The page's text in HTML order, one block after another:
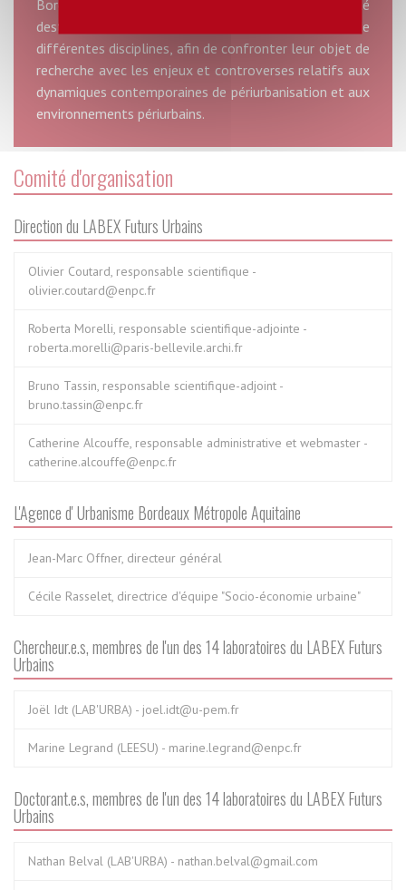
Bordeaux Aquitaine, il organise une École d’été
destinée aux doctorantes et doctorants issus de
différentes disciplines, afin de confronter leur objet de
recherche avec les enjeux et controverses relatifs aux
dynamiques contemporaines de périurbanisation et aux
environnements périurbains.
Comité d'organisation
Direction du LABEX Futurs Urbains
Olivier Coutard, responsable scientifique -
olivier.coutard@enpc.fr
Roberta Morelli, responsable scientifique-adjointe -
roberta.morelli@paris-bellevile.archi.fr
Bruno Tassin, responsable scientifique-adjoint -
bruno.tassin@enpc.fr
Catherine Alcouffe, responsable administrative et webmaster -
catherine.alcouffe@enpc.fr
L'Agence d' Urbanisme Bordeaux Métropole Aquitaine
Jean-Marc Offner, directeur général
Cécile Rasselet, directrice d'équipe "Socio-économie urbaine"
Chercheur.e.s, membres de l'un des 14 laboratoires du LABEX Futurs
Urbains
Joël Idt (LAB'URBA) - joel.idt@u-pem.fr
Marine Legrand (LEESU) - marine.legrand@enpc.fr
Doctorant.e.s, membres de l'un des 14 laboratoires du LABEX Futurs
Urbains
Nathan Belval (LAB'URBA) - nathan.belval@gmail.com